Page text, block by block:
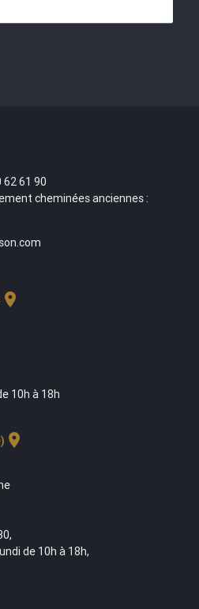
62 61 90
cheminées anciennes :
location_on
10h à 18h
location_on
de 10h à 18h,